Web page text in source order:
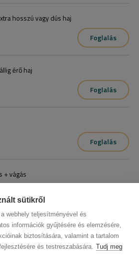
sütikről
webhely teljesítményével és
információk gyűjtésére és elemzésére,
biztosítására, valamint a tartalom
és testreszabására. Tudj meg
hosszú vagy dús haj
Foglalás
érő haj
Foglalás
Foglalás
+ vágás